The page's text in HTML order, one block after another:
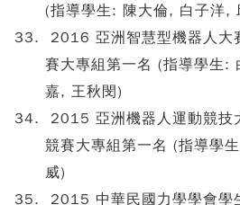
(指導學生: 陳大倫, 白子洋,
2016 亞洲智慧型機器人
賽大專組第一名 (指導學生:
嘉, 王秋閔)
2015 亞洲機器人運動競技
競賽大專組第一名 (指導學
威)
2015 中華民國力學學會學